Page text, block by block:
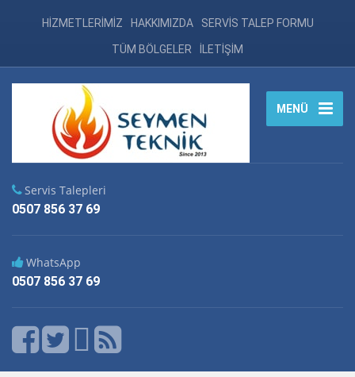
HİZMETLERİMİZ HAKKIMIZDA SERVİS TALEP FORMU
TÜM BÖLGELER İLETİŞİM
MENÜ
Servis Talepleri
0507 856 37 69
WhatsApp
0507 856 37 69